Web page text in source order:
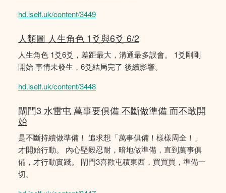
hd.iself.uk/content/3449
人類圖 人生角色 1爻與6爻 6/2
人生角色 1爻6爻，差距最大，溝通最多誤會。 1爻剛剛
開始 事情未發生，6爻結局完了 後續影響。
hd.iself.uk/content/3448
閘門3 水雷屯 萬事要俱備 不斷做準備 而不敢開
始
是不斷持續做準備！ 追求想「萬事俱備！樣樣周全！」
才開始行動。 內心堅毅忍耐，暗地做準備，直到萬事俱
備，才行動實踐。 閘門3喜歡屯積東西，買買買，準備一
切。